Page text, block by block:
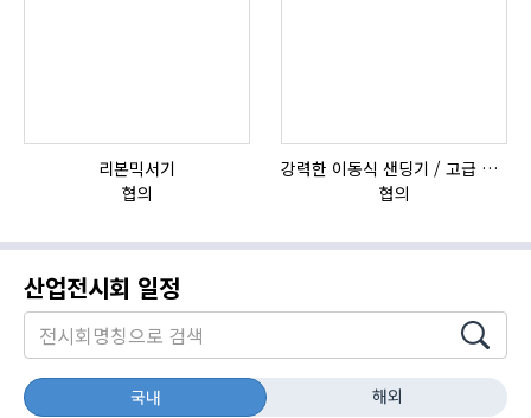
리본믹서기
협의
강력한 이동식 샌딩기 / 고급 이태리 IBIX샌드블라스터
협의
산업전시회 일정
국내 해외